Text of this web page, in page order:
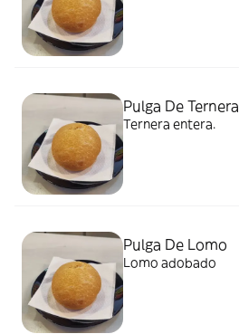
Pulga De Ternera
Ternera entera.
Pulga De Lomo
Lomo adobado